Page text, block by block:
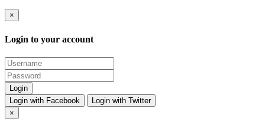
×
Login to your account
Login with Facebook
Login with Twitter
×